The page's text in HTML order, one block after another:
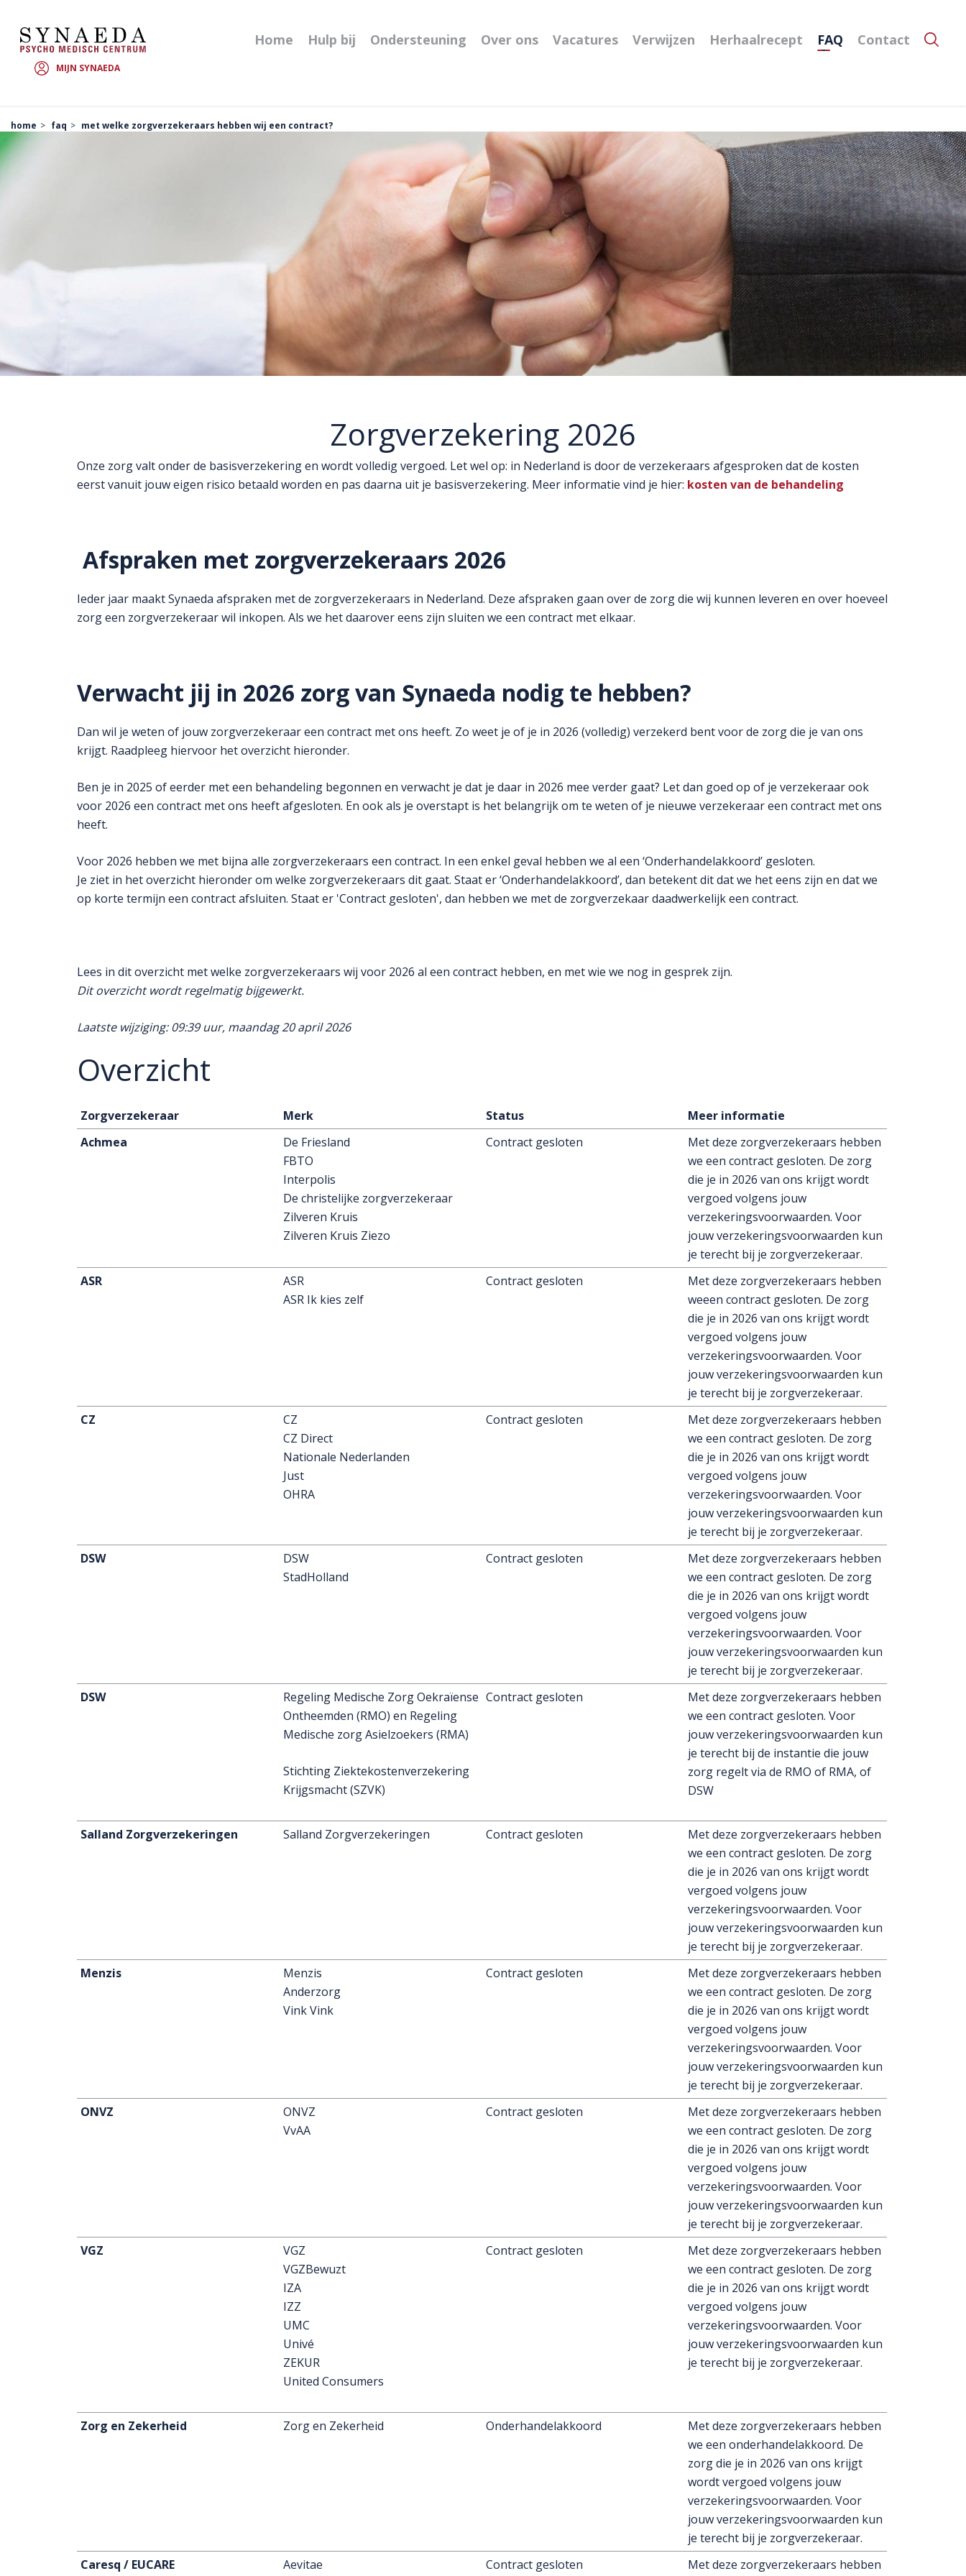
MIJN SYNAEDA
Home Hulp bij Ondersteuning Over ons Vacatures Verwijzen Herhaalrecept FAQ Contact
home faq met welke zorgverzekeraars hebben wij een contract?
Zorgverzekering 2026
Onze zorg valt onder de basisverzekering en wordt volledig vergoed. Let wel op: in Nederland is door de verzekeraars afgesproken dat de kosten
eerst vanuit jouw eigen risico betaald worden en pas daarna uit je basisverzekering. Meer informatie vind je hier: kosten van de behandeling
Afspraken met zorgverzekeraars 2026
Ieder jaar maakt Synaeda afspraken met de zorgverzekeraars in Nederland. Deze afspraken gaan over de zorg die wij kunnen leveren en over hoeveel
zorg een zorgverzekeraar wil inkopen. Als we het daarover eens zijn sluiten we een contract met elkaar.
Verwacht jij in 2026 zorg van Synaeda nodig te hebben?
Dan wil je weten of jouw zorgverzekeraar een contract met ons heeft. Zo weet je of je in 2026 (volledig) verzekerd bent voor de zorg die je van ons
krijgt. Raadpleeg hiervoor het overzicht hieronder.
Ben je in 2025 of eerder met een behandeling begonnen en verwacht je dat je daar in 2026 mee verder gaat? Let dan goed op of je verzekeraar ook
voor 2026 een contract met ons heeft afgesloten. En ook als je overstapt is het belangrijk om te weten of je nieuwe verzekeraar een contract met ons
heeft.
Voor 2026 hebben we met bijna alle zorgverzekeraars een contract. In een enkel geval hebben we al een ‘Onderhandelakkoord’ gesloten.
Je ziet in het overzicht hieronder om welke zorgverzekeraars dit gaat. Staat er ‘Onderhandelakkoord’, dan betekent dit dat we het eens zijn en dat we
op korte termijn een contract afsluiten. Staat er 'Contract gesloten', dan hebben we met de zorgverzekaar daadwerkelijk een contract.
Lees in dit overzicht met welke zorgverzekeraars wij voor 2026 al een contract hebben, en met wie we nog in gesprek zijn.
Dit overzicht wordt regelmatig bijgewerkt.
Laatste wijziging: 09:39 uur, maandag 20 april 2026
Overzicht
Zorgverzekeraar Merk Status
Meer informatie
Achmea
De Friesland
FBTO
Interpolis
De christelijke zorgverzekeraar
Zilveren Kruis
Zilveren Kruis Ziezo
Contract gesloten
Met deze zorgverzekeraars hebben
we een contract gesloten. De zorg
die je in 2026 van ons krijgt wordt
vergoed volgens jouw
verzekeringsvoorwaarden. Voor
jouw verzekeringsvoorwaarden kun
je terecht bij je zorgverzekeraar.
ASR
ASR
ASR Ik kies zelf
Contract gesloten
Met deze zorgverzekeraars hebben
weeen contract gesloten. De zorg
die je in 2026 van ons krijgt wordt
vergoed volgens jouw
verzekeringsvoorwaarden. Voor
jouw verzekeringsvoorwaarden kun
je terecht bij je zorgverzekeraar.
CZ
CZ
CZ Direct
Nationale Nederlanden
Just
OHRA
Contract gesloten
Met deze zorgverzekeraars hebben
we een contract gesloten. De zorg
die je in 2026 van ons krijgt wordt
vergoed volgens jouw
verzekeringsvoorwaarden. Voor
jouw verzekeringsvoorwaarden kun
je terecht bij je zorgverzekeraar.
DSW
DSW
StadHolland
Contract gesloten
Met deze zorgverzekeraars hebben
we een contract gesloten. De zorg
die je in 2026 van ons krijgt wordt
vergoed volgens jouw
verzekeringsvoorwaarden. Voor
jouw verzekeringsvoorwaarden kun
je terecht bij je zorgverzekeraar.
DSW
Regeling Medische Zorg Oekraïense
Ontheemden (RMO) en Regeling
Medische zorg Asielzoekers (RMA)
Stichting Ziektekostenverzekering
Krijgsmacht (SZVK)
Contract gesloten
Met deze zorgverzekeraars hebben
we een contract gesloten. Voor
jouw verzekeringsvoorwaarden kun
je terecht bij de instantie die jouw
zorg regelt via de RMO of RMA, of
DSW
Salland Zorgverzekeringen Salland Zorgverzekeringen Contract gesloten
Met deze zorgverzekeraars hebben
we een contract gesloten. De zorg
die je in 2026 van ons krijgt wordt
vergoed volgens jouw
verzekeringsvoorwaarden. Voor
jouw verzekeringsvoorwaarden kun
je terecht bij je zorgverzekeraar.
Menzis
Menzis
Anderzorg
Vink Vink
Contract gesloten
Met deze zorgverzekeraars hebben
we een contract gesloten. De zorg
die je in 2026 van ons krijgt wordt
vergoed volgens jouw
verzekeringsvoorwaarden. Voor
jouw verzekeringsvoorwaarden kun
je terecht bij je zorgverzekeraar.
ONVZ
ONVZ
VvAA
Contract gesloten
Met deze zorgverzekeraars hebben
we een contract gesloten. De zorg
die je in 2026 van ons krijgt wordt
vergoed volgens jouw
verzekeringsvoorwaarden. Voor
jouw verzekeringsvoorwaarden kun
je terecht bij je zorgverzekeraar.
VGZ
VGZ
VGZBewuzt
IZA
IZZ
UMC
Univé
ZEKUR
United Consumers
Contract gesloten
Met deze zorgverzekeraars hebben
we een contract gesloten. De zorg
die je in 2026 van ons krijgt wordt
vergoed volgens jouw
verzekeringsvoorwaarden. Voor
jouw verzekeringsvoorwaarden kun
je terecht bij je zorgverzekeraar.
Zorg en Zekerheid Zorg en Zekerheid Onderhandelakkoord
Met deze zorgverzekeraars hebben
we een onderhandelakkoord. De
zorg die je in 2026 van ons krijgt
wordt vergoed volgens jouw
verzekeringsvoorwaarden. Voor
jouw verzekeringsvoorwaarden kun
je terecht bij je zorgverzekeraar.
Caresq / EUCARE
Aevitae Contract gesloten
Met deze zorgverzekeraars hebben